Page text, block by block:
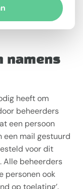
de
namens
heeft om
beheerders
een persoon
mail gestuurd
voor dit
Alle beheerders
personen ook
op toelating’.